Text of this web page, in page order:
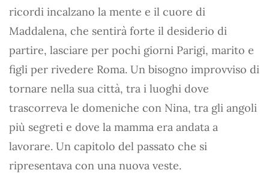
ricordi incalzano la mente e il cuore di
Maddalena, che sentirà forte il desiderio di
partire, lasciare per pochi giorni Parigi, marito e
figli per rivedere Roma. Un bisogno improvviso di
tornare nella sua città, tra i luoghi dove
trascorreva le domeniche con Nina, tra gli angoli
più segreti e dove la mamma era andata a
lavorare. Un capitolo del passato che si
ripresentava con una nuova veste.